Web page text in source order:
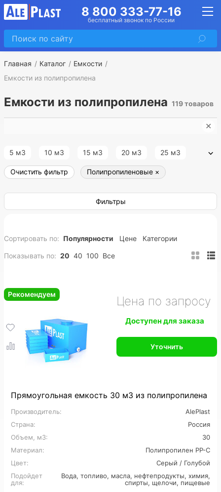
8 800 333-77-16
бесплатный звонок по России
Главная Каталог
Емкости
Емкости из полипропилена
Емкости из полипропилена 119 товаров
✕
5 м3 10 м3 15 м3 20 м3 25 м3
30 м3 35 м3 40 м3 45 м3
55 м3 60 м3 65 м3 70 м3 75 м3
200 м3 Полипропиленовые ПНД
Вертикальные Горизонтальные
Конусные Утепленные
На заказ Промышленные
Для горячей воды Для питьевой воды
Для химии Для спирта
Пищевые Большие
Для сточных вод
Для канализации 8 м3
12 м3 16 м3
Очистить фильтр Полипропиленовые ×
Фильтры
Сортировать по: Популярности Цене Категории
Показывать по: 20 40 100 Все
Прямоугольная емкость 30 м3 из полипропилена
Производитель:
AlePlast
Страна:
Россия
Объем, м3:
30
Материал:
Полипропилен PP-C
Цвет:
Серый / Голубой
Подойдет
для:
Вода, топливо, масла, нефтепродукты, химия,
спирты, щелочи, пищевые
Цена по запросу
Рекомендуем
Доступен для заказа
Уточнить